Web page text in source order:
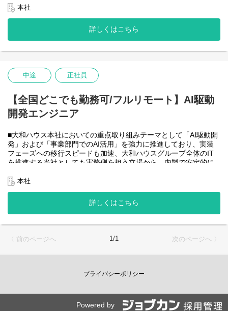
業務フローのヒアリングからRPAロボットが代替する要件定義、
シナリオ作成をもとにした開発作業を担当いただきます。導入後
ます。使用ツールの制約があり、1人で1案件を担当します。
使用ツール：
-UiPath
-AI-OCR/DX Suite
-MySQL など
せん。
また、働く時間に制限もなく、月160時間の勤務で、午前５時～２
２時までの間であれば、自由な時間に働いていただけます。業務
を途中で中断したり、働く時間を調整できるので、家事、育児、
ることが一番の生産性向上につながると思っておりますのでフル
・開発チーム(６名)
ループ会社に必要なRPA(UiPath)の導入・開発を一人一案件担当し
ていただきヒアリングからお任せします。
工期は短い物だと１カ月から長い物だと半年くらいの物が多いで
・運用保守チーム(２名)
大和ハウスグループ全体のIT・DXを推進する当社にて、自社やグ
ループ会社に導入したRPA(UiPath)の運用、保守、問い合わせ対応
使用ツール：
-AI-OCR
＜クライアントは大和ハウスグループ全体＞
名の
出資は大和ハウス本体になりますが、売上好調かつDX推進の優先
潤沢なリソースのもと、最上流から変革を進めていくことが可能
本社
詳しくはこちら
中途 正社員
【全国どこでも勤務可/フルリモート】AI駆動
開発エンジニア
■大和ハウス本社においての重点取り組みテーマとして「AI駆動開
発」および「事業部門でのAI活用」を強力に推進しており、実装
フェーズへの移行スピードも加速、大和ハウスグループ全体のIT
を推進する当社としても実務側を担う立場から、内製で安定的に
います。
なお、フルリモート勤務可能なので、勤務地は北海道から沖縄ま
で、日本全国どこからでも働いていただけます。
入社日以外の出社は年１～４回程度なので、入社後の勤務地は国
また、働く時間に制限もなく、月160時間の勤務で、午前５時～２
２時までの間であれば、自由な時間に働いていただけます。業務
を途中で中断したり、働く時間を調整できるので、家事、育児、
介護などとの両立も可能です。社員が仕事をしやすい環境を整え
・SPA（Single Page Application）を中心としたWebアプリケーシ
本社
詳しくはこちら
〈 前のページへ 1/1 次のページへ 〉
プライバシーポリシー
Powered by